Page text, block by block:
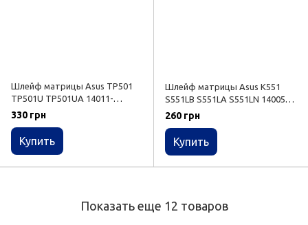
Шлейф матрицы Asus TP501
TP501U TP501UA 14011-
01940000 DD0BKACM000
330 грн
Купить
Шлейф матрицы Asus K551
S551LB S551LA S551LN 14005-
00970600
260 грн
Купить
Показать еще 12 товаров